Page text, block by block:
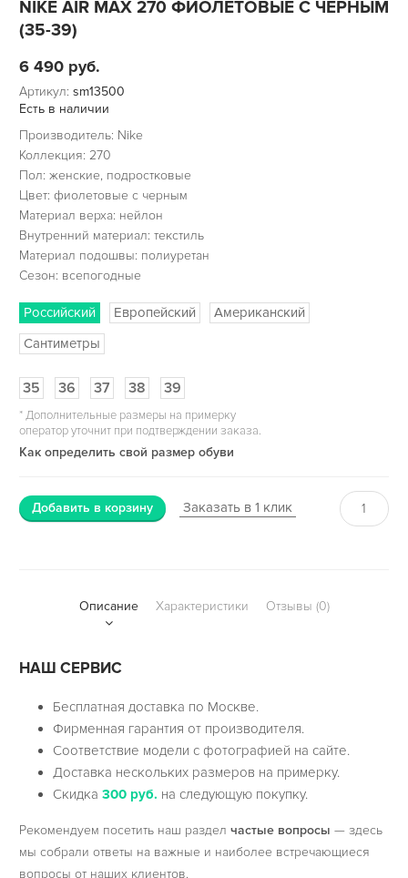
NIKE AIR MAX 270 ФИОЛЕТОВЫЕ С ЧЕРНЫМ
(35-39)
6 490 руб.
Артикул: sm13500
Есть в наличии
Производитель: Nike
Коллекция: 270
Пол: женские, подростковые
Цвет: фиолетовые с черным
Материал верха: нейлон
Внутренний материал: текстиль
Материал подошвы: полиуретан
Сезон: всепогодные
Российский Европейский
Американский
Сантиметры
35 36 37 38 39
*Дополнительные размеры на примерку
оператор уточнит при подтверждении заказа.
Как определить свой размер обуви
Добавить в корзину Заказать в 1 клик
Описание Характеристики Отзывы (0)
НАШ СЕРВИС
Бесплатная доставка по Москве.
Фирменная гарантия от производителя.
Соответствие модели с фотографией на сайте.
Доставка нескольких размеров на примерку.
Скидка300 руб. на следующую покупку.
Рекомендуем посетить наш раздел частые вопросы — здесь
мы собрали ответы на важные и наиболее встречающиеся
вопросы от наших клиентов.